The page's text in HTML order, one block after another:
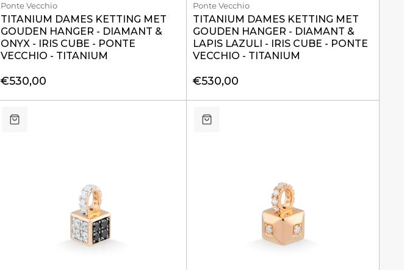
Ponte Vecchio
TITANIUM DAMES KETTING MET
GOUDEN HANGER - DIAMANT &
ONYX - IRIS CUBE - PONTE
VECCHIO - TITANIUM
€530,00
Ponte Vecchio
TITANIUM DAMES KETTING MET
GOUDEN HANGER - DIAMANT &
LAPIS LAZULI - IRIS CUBE - PONTE
VECCHIO - TITANIUM
€530,00